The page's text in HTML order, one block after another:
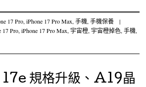
17 Pro,iPhone 17 Pro Max,手機,手機保養
|
17 Pro,iPhone 17 Pro Max,宇宙橙,宇宙橙掉色,手機,
規格升級、A19晶